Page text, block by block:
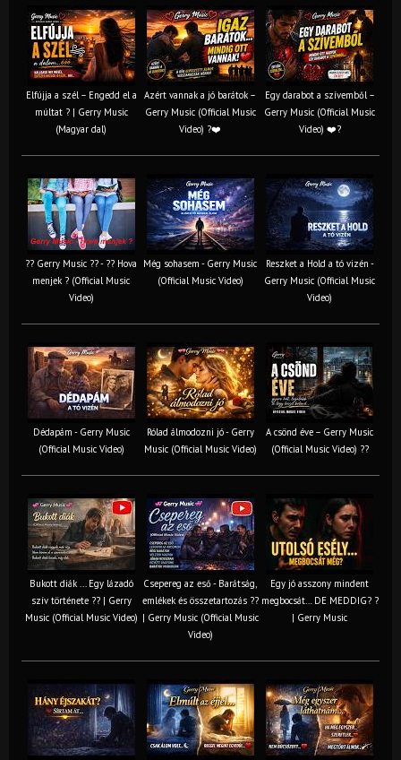
Elfújja a szél – Engedd el a
múltat ? | Gerry Music
(Magyar dal)
Azért vannak a jó barátok –
Gerry Music (Official Music
Video) ?❤️
Egy darabot a szívemből –
Gerry Music (Official Music
Video) ❤️?
?? Gerry Music ?? - ?? Hova
menjek ? (Official Music
Video)
Még sohasem - Gerry Music
(Official Music Video)
Reszket a Hold a tó vizén -
Gerry Music (Official Music
Video)
Dédapám - Gerry Music
(Official Music Video)
Rólad álmodozni jó - Gerry
Music (Official Music Video)
A csönd éve – Gerry Music
(Official Music Video) ??
Bukott diák ... Egy lázadó
szív története ?? | Gerry
Music (Official Music Video)
Csepereg az eső - Barátság,
emlékek és összetartozás ?️?
| Gerry Music (Official Music
Video)
Egy jó asszony mindent
megbocsát… DE MEDDIG? ?
| Gerry Music